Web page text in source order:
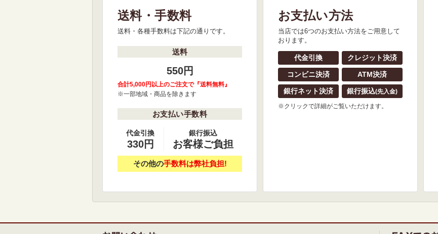
送料・手数料
送料・各種手数料は下記の通りです。
送料
550円
合計5,000円以上のご注文で『送料無料』
※一部地域・商品を除きます
お支払い手数料
代金引換
330円
銀行振込
お客様ご負担
その他の手数料は弊社負担!
お支払い方法
当店では6つのお支払い方法をご用意して
おります。
代金引換 クレジット決済
コンビニ決済 ATM決済
銀行ネット決済 銀行振込(先入金)
※クリックで詳細がご覧いただけます。